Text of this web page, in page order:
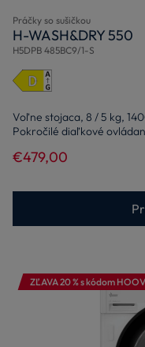
Práčky so sušičkou
H-WASH&DRY 550
H5DPB 485BC9/1-S
Voľne stojaca, 8 / 5 kg,
Pokročilé diaľkové
€479,00
ZĽAVA 20 % s kódom